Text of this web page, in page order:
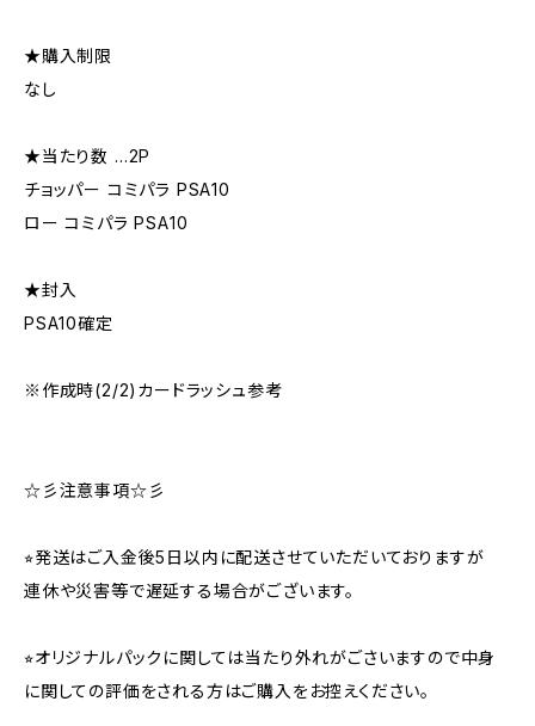
★購入制限
なし
★当たり数 …2P
チョッパー コミパラ PSA10
ロー コミパラ PSA10
★封入
PSA10確定
※作成時(2/2)カードラッシュ参考
☆彡注意事項☆彡
⭐︎発送はご入金後5日以内に配送させていただいておりますが
連休や災害等で遅延する場合がございます。
⭐︎オリジナルパックに関しては当たり外れがごさいますので中身
に関しての評価をされる方はご購入をお控えください。